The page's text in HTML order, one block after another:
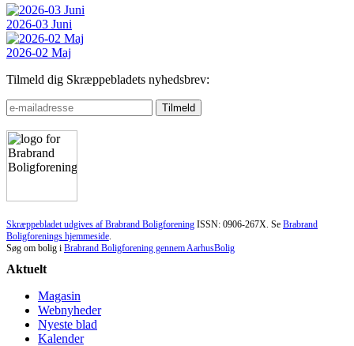
2026-03 Juni
2026-02 Maj
Tilmeld dig Skræppebladets nyhedsbrev:
Skræppebladet udgives af Brabrand Boligforening ISSN: 0906-267X. Se Brabrand
Boligforenings hjemmeside.
Søg om bolig i Brabrand Boligforening gennem AarhusBolig
Aktuelt
Magasin
Webnyheder
Nyeste blad
Kalender